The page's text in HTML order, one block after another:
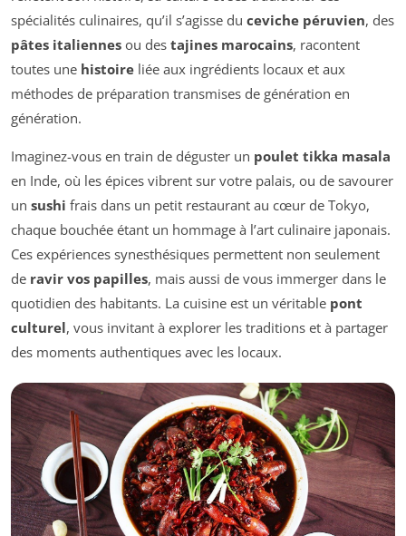
spécialités culinaires, qu’il s’agisse du ceviche péruvien, des
pâtes italiennes ou des tajines marocains, racontent
toutes une histoire liée aux ingrédients locaux et aux
méthodes de préparation transmises de génération en
génération.
Imaginez-vous en train de déguster un poulet tikka masala
en Inde, où les épices vibrent sur votre palais, ou de savourer
un sushi frais dans un petit restaurant au cœur de Tokyo,
chaque bouchée étant un hommage à l’art culinaire japonais.
Ces expériences synesthésiques permettent non seulement
de ravir vos papilles, mais aussi de vous immerger dans le
quotidien des habitants. La cuisine est un véritable pont
culturel, vous invitant à explorer les traditions et à partager
des moments authentiques avec les locaux.